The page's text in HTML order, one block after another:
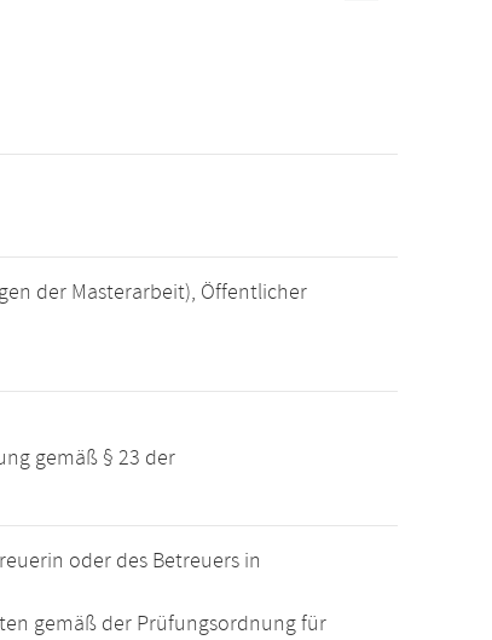
der Masterarbeit), Öffentlicher
gemäß § 23 der
oder des Betreuers in
gemäß der Prüfungsordnung für